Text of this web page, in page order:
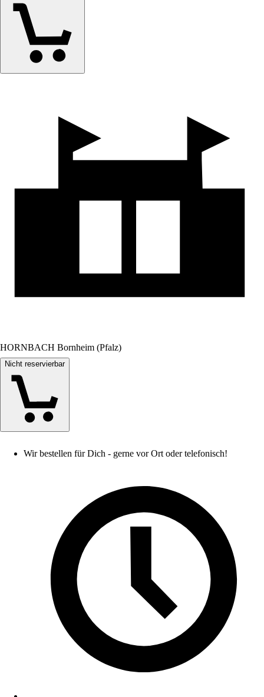
HORNBACH Bornheim (Pfalz)
Nicht reservierbar
Wir bestellen für Dich - gerne vor Ort oder telefonisch!